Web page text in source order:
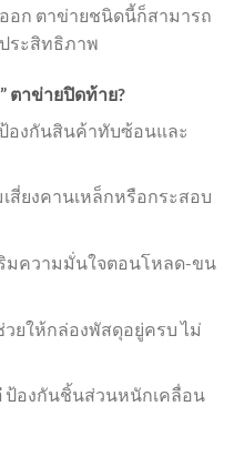
อก ตาข่ายชนิดนี้ก็สามารถ
ระสิทธิภาพ
ตาข่ายปิดท้าย?
ป้องกันสินค้าทับซ้อนและ
สี่ยงคานเหล็กหรือกระสอบ
มความมั่นใจตอนโหลด-ขน
วยให้กล่องพัสดุอยู่ครบ ไม่
ป้องกันชิ้นส่วนหนักเคลื่อน